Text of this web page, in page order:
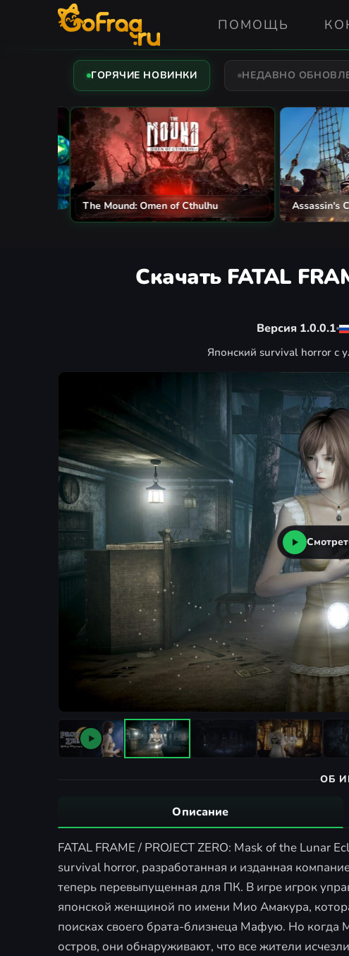
ПОМОЩЬ
ГОРЯЧИЕ НОВИНКИ НЕДАВНО
The Mound: Omen of Cthulhu Assassin's
Скачать FATAL
Версия 1.0.0.1
Японский survival horror с
ОБ
Описание
FATAL FRAME / PROJECT ZERO: Mask of the Lunar
survival horror, разработанная и изданная
теперь перевыпущенная для ПК. В игре игрок
японской женщиной по имени Мио Амакура,
поисках своего брата-близнеца Мафую. Но
остров, они обнаруживают, что все жители